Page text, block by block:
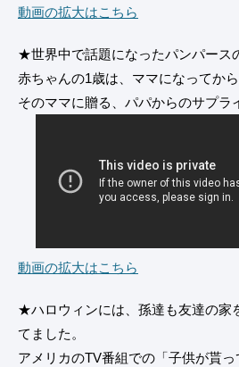
動画の拡大はこちら
★世界中で話題になったパンパース
赤ちゃんの1歳は、ママになってから
そのママに贈る、パパからのサプラ
動画の拡大はこちら
★ハロウィンには、孫達も友達の家
てました。
アメリカのTV番組での「子供が貰